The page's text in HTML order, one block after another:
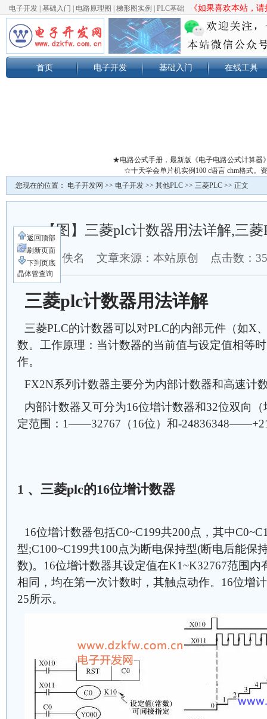
电子开发 基础入门 电路原理图 梯形图实例 PLC基础 《如果喜欢本站，
首页 电子开发 基础入门 在线工具
★电路公式手册，最新版《电子电路公式计算器
☆十天学会单片机实例100 c语言 chm格式。
您现在的位置： 电子开发网 >> 电子开发 >> 其他PLC >> 三菱PLC >> 正文
【图】三菱plc计数器用法详解,三
作者：佚名 文章来源：本站原创 点击数：
三菱plc计数器用法详解
三菱PLC的计数器可以对PLC的内部元件（如X
数。工作原理：当计数器的当前值与设定值相等
作。
FX2N系列计数器主要分为内部计数器和高速计
内部计数器又可分为16位增计数器和32位双向
定范围：1——32767（16位）和-
1 、三菱plc的16位增计数器
16位增计数器包括C0~C199共200点，其中
型;C100~C199共100点为断电保持型(断电后能保
数)。16位增计数器其设定值在K1~K32767范围
相同，均在第一次计数时，其触点动作。16位增
25所示。
返回顶部
刷新页面
下到页底
晶体管查询